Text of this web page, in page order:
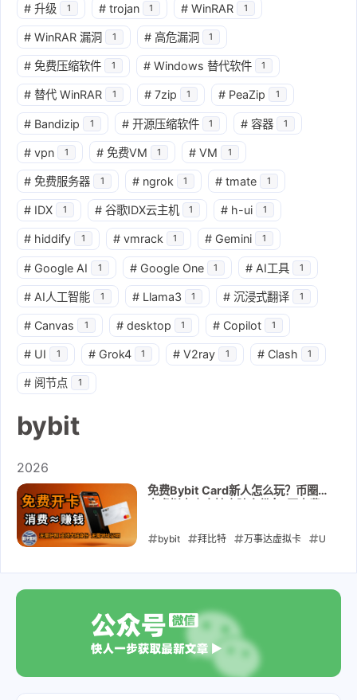
# 升级 1 # trojan 1 # WinRAR 1
# WinRAR 漏洞 1 # 高危漏洞 1
# 免费压缩软件 1 # Windows 替代软件 1
# 替代 WinRAR 1 # 7zip 1 # PeaZip 1
# Bandizip 1 # 开源压缩软件 1 # 容器 1
# vpn 1 # 免费VM 1 # VM 1
# 免费服务器 1 # ngrok 1 # tmate 1
# IDX 1 # 谷歌IDX云主机 1 # h-ui 1
# hiddify 1 # vmrack 1 # Gemini 1
# Google AI 1 # Google One 1 # AI工具 1
# AI人工智能 1 # Llama3 1 # 沉浸式翻译 1
# Canvas 1 # desktop 1 # Copilot 1
# UI 1 # Grok4 1 # V2ray 1 # Clash 1
# 阅节点 1
bybit
2026
免费Bybit Card新人怎么玩？币圈神
你福利全拿走
bybit 拜比特 万事达虚拟卡 U
ApplePay GooglePay
2026-05-18